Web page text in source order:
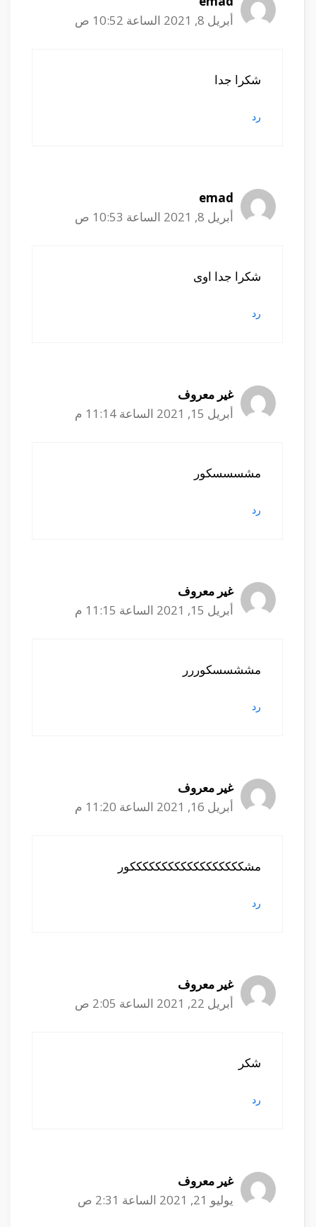
أبريل 8, 2021 الساعة 10:52 ص
شكرا جدا
رد
emad
أبريل 8, 2021 الساعة 10:53 ص
شكرا جدا اوى
رد
غير معروف
أبريل 15, 2021 الساعة 11:14 م
مشسسسكور
رد
غير معروف
أبريل 15, 2021 الساعة 11:15 م
مششسسكوررر
رد
غير معروف
أبريل 16, 2021 الساعة 11:20 م
مشككككككككككككككككككور
رد
غير معروف
أبريل 22, 2021 الساعة 2:05 ص
شكر
رد
غير معروف
يوليو 21, 2021 الساعة 2:31 ص